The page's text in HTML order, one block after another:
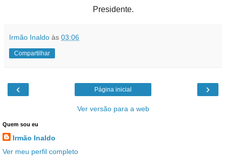
Presidente.
Irmão Inaldo às 03:06
Compartilhar
‹ ›
Página inicial
Ver versão para a web
Quem sou eu
Irmão Inaldo
Ver meu perfil completo